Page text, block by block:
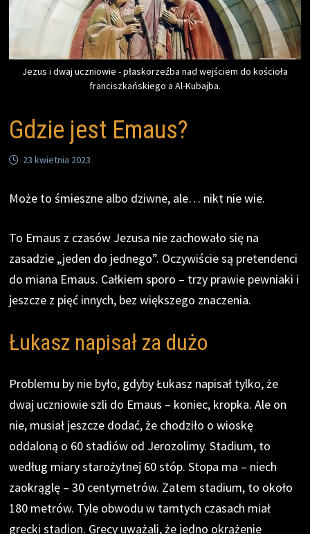
Jezus i dwaj uczniowie - płaskorzeźba nad wejściem do kościoła
franciszkańskiego a Al-Kubajba.
Gdzie jest Emaus?
23 kwietnia 2023
Może to śmieszne albo dziwne, ale… nikt nie wie.
To Emaus z czasów Jezusa nie zachowało się na
zasadzie „jeden do jednego”. Oczywiście są pretendenci
do miana Emaus. Całkiem sporo – trzy prawie pewniaki i
jeszcze z pięć innych, bez większego znaczenia.
Łukasz napisał za dużo
Problemu by nie było, gdyby Łukasz napisał tylko, że
dwaj uczniowie szli do Emaus – koniec, kropka. Ale on
nie, musiał jeszcze dodać, że chodziło o wioskę
oddaloną o 60 stadiów od Jerozolimy. Stadium, to
według miary starożytnej 60 stóp. Stopa ma – niech
zaokrąglę – 30 centymetrów. Zatem stadium, to około
180 metrów. Tyle obwodu w tamtych czasach miał
grecki stadion. Grecy uważali, że jedno okrążenie